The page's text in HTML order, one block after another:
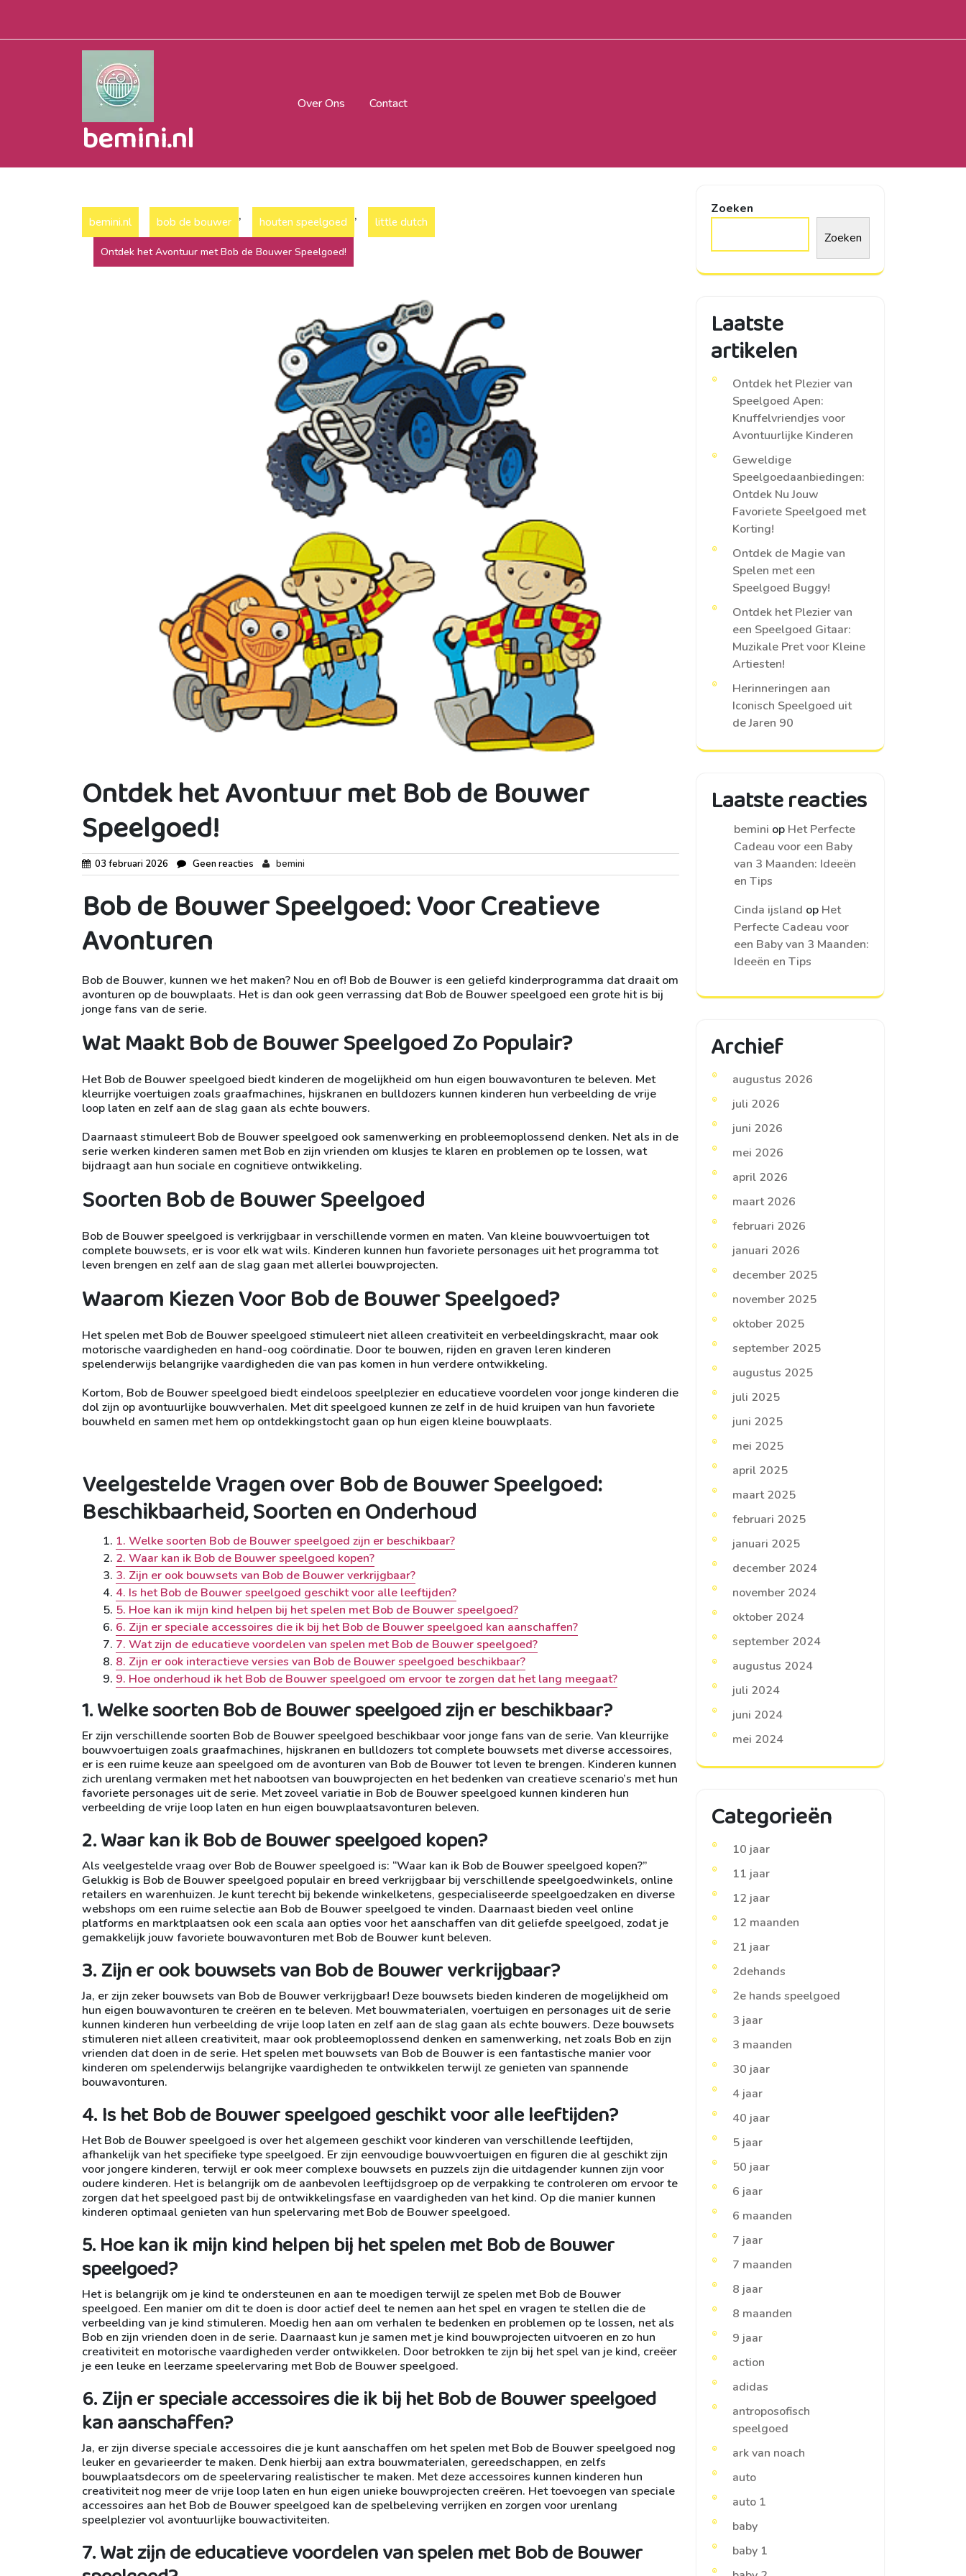
inhoud
bemini.nl
Over Ons Contact
bemini.nl bob de bouwer , houten speelgoed , little dutch
Ontdek het Avontuur met Bob de Bouwer Speelgoed!
Ontdek het Avontuur met Bob de Bouwer
Speelgoed!
03 februari 2026 Geen reacties bemini
Bob de Bouwer Speelgoed: Voor Creatieve
Avonturen
Bob de Bouwer, kunnen we het maken? Nou en of! Bob de Bouwer is een geliefd kinderprogramma dat draait om
avonturen op de bouwplaats. Het is dan ook geen verrassing dat Bob de Bouwer speelgoed een grote hit is bij
jonge fans van de serie.
Wat Maakt Bob de Bouwer Speelgoed Zo Populair?
Het Bob de Bouwer speelgoed biedt kinderen de mogelijkheid om hun eigen bouwavonturen te beleven. Met
kleurrijke voertuigen zoals graafmachines, hijskranen en bulldozers kunnen kinderen hun verbeelding de vrije
loop laten en zelf aan de slag gaan als echte bouwers.
Daarnaast stimuleert Bob de Bouwer speelgoed ook samenwerking en probleemoplossend denken. Net als in de
serie werken kinderen samen met Bob en zijn vrienden om klusjes te klaren en problemen op te lossen, wat
bijdraagt aan hun sociale en cognitieve ontwikkeling.
Soorten Bob de Bouwer Speelgoed
Bob de Bouwer speelgoed is verkrijgbaar in verschillende vormen en maten. Van kleine bouwvoertuigen tot
complete bouwsets, er is voor elk wat wils. Kinderen kunnen hun favoriete personages uit het programma tot
leven brengen en zelf aan de slag gaan met allerlei bouwprojecten.
Waarom Kiezen Voor Bob de Bouwer Speelgoed?
Het spelen met Bob de Bouwer speelgoed stimuleert niet alleen creativiteit en verbeeldingskracht, maar ook
motorische vaardigheden en hand-oog coördinatie. Door te bouwen, rijden en graven leren kinderen
spelenderwijs belangrijke vaardigheden die van pas komen in hun verdere ontwikkeling.
Kortom, Bob de Bouwer speelgoed biedt eindeloos speelplezier en educatieve voordelen voor jonge kinderen die
dol zijn op avontuurlijke bouwverhalen. Met dit speelgoed kunnen ze zelf in de huid kruipen van hun favoriete
bouwheld en samen met hem op ontdekkingstocht gaan op hun eigen kleine bouwplaats.
Veelgestelde Vragen over Bob de Bouwer Speelgoed:
Beschikbaarheid, Soorten en Onderhoud
1. Welke soorten Bob de Bouwer speelgoed zijn er beschikbaar?
2. Waar kan ik Bob de Bouwer speelgoed kopen?
3. Zijn er ook bouwsets van Bob de Bouwer verkrijgbaar?
4. Is het Bob de Bouwer speelgoed geschikt voor alle leeftijden?
5. Hoe kan ik mijn kind helpen bij het spelen met Bob de Bouwer speelgoed?
6. Zijn er speciale accessoires die ik bij het Bob de Bouwer speelgoed kan aanschaffen?
7. Wat zijn de educatieve voordelen van spelen met Bob de Bouwer speelgoed?
8. Zijn er ook interactieve versies van Bob de Bouwer speelgoed beschikbaar?
9. Hoe onderhoud ik het Bob de Bouwer speelgoed om ervoor te zorgen dat het lang meegaat?
1. Welke soorten Bob de Bouwer speelgoed zijn er beschikbaar?
Er zijn verschillende soorten Bob de Bouwer speelgoed beschikbaar voor jonge fans van de serie. Van kleurrijke
bouwvoertuigen zoals graafmachines, hijskranen en bulldozers tot complete bouwsets met diverse accessoires,
er is een ruime keuze aan speelgoed om de avonturen van Bob de Bouwer tot leven te brengen. Kinderen kunnen
zich urenlang vermaken met het nabootsen van bouwprojecten en het bedenken van creatieve scenario’s met hun
favoriete personages uit de serie. Met zoveel variatie in Bob de Bouwer speelgoed kunnen kinderen hun
verbeelding de vrije loop laten en hun eigen bouwplaatsavonturen beleven.
2. Waar kan ik Bob de Bouwer speelgoed kopen?
Als veelgestelde vraag over Bob de Bouwer speelgoed is: “Waar kan ik Bob de Bouwer speelgoed kopen?”
Gelukkig is Bob de Bouwer speelgoed populair en breed verkrijgbaar bij verschillende speelgoedwinkels, online
retailers en warenhuizen. Je kunt terecht bij bekende winkelketens, gespecialiseerde speelgoedzaken en diverse
webshops om een ruime selectie aan Bob de Bouwer speelgoed te vinden. Daarnaast bieden veel online
platforms en marktplaatsen ook een scala aan opties voor het aanschaffen van dit geliefde speelgoed, zodat je
gemakkelijk jouw favoriete bouwavonturen met Bob de Bouwer kunt beleven.
3. Zijn er ook bouwsets van Bob de Bouwer verkrijgbaar?
Ja, er zijn zeker bouwsets van Bob de Bouwer verkrijgbaar! Deze bouwsets bieden kinderen de mogelijkheid om
hun eigen bouwavonturen te creëren en te beleven. Met bouwmaterialen, voertuigen en personages uit de serie
kunnen kinderen hun verbeelding de vrije loop laten en zelf aan de slag gaan als echte bouwers. Deze bouwsets
stimuleren niet alleen creativiteit, maar ook probleemoplossend denken en samenwerking, net zoals Bob en zijn
vrienden dat doen in de serie. Het spelen met bouwsets van Bob de Bouwer is een fantastische manier voor
kinderen om spelenderwijs belangrijke vaardigheden te ontwikkelen terwijl ze genieten van spannende
bouwavonturen.
4. Is het Bob de Bouwer speelgoed geschikt voor alle leeftijden?
Het Bob de Bouwer speelgoed is over het algemeen geschikt voor kinderen van verschillende leeftijden,
afhankelijk van het specifieke type speelgoed. Er zijn eenvoudige bouwvoertuigen en figuren die al geschikt zijn
voor jongere kinderen, terwijl er ook meer complexe bouwsets en puzzels zijn die uitdagender kunnen zijn voor
oudere kinderen. Het is belangrijk om de aanbevolen leeftijdsgroep op de verpakking te controleren om ervoor te
zorgen dat het speelgoed past bij de ontwikkelingsfase en vaardigheden van het kind. Op die manier kunnen
kinderen optimaal genieten van hun spelervaring met Bob de Bouwer speelgoed.
5. Hoe kan ik mijn kind helpen bij het spelen met Bob de Bouwer
speelgoed?
Het is belangrijk om je kind te ondersteunen en aan te moedigen terwijl ze spelen met Bob de Bouwer
speelgoed. Een manier om dit te doen is door actief deel te nemen aan het spel en vragen te stellen die de
verbeelding van je kind stimuleren. Moedig hen aan om verhalen te bedenken en problemen op te lossen, net als
Bob en zijn vrienden doen in de serie. Daarnaast kun je samen met je kind bouwprojecten uitvoeren en zo hun
creativiteit en motorische vaardigheden verder ontwikkelen. Door betrokken te zijn bij het spel van je kind, creëer
je een leuke en leerzame speelervaring met Bob de Bouwer speelgoed.
6. Zijn er speciale accessoires die ik bij het Bob de Bouwer speelgoed
kan aanschaffen?
Ja, er zijn diverse speciale accessoires die je kunt aanschaffen om het spelen met Bob de Bouwer speelgoed nog
leuker en gevarieerder te maken. Denk hierbij aan extra bouwmaterialen, gereedschappen, en zelfs
bouwplaatsdecors om de speelervaring realistischer te maken. Met deze accessoires kunnen kinderen hun
creativiteit nog meer de vrije loop laten en hun eigen unieke bouwprojecten creëren. Het toevoegen van speciale
accessoires aan het Bob de Bouwer speelgoed kan de spelbeleving verrijken en zorgen voor urenlang
speelplezier vol avontuurlijke bouwactiviteiten.
7. Wat zijn de educatieve voordelen van spelen met Bob de Bouwer
Zoeken
Zoeken
Laatste
artikelen
Ontdek het Plezier van
Speelgoed Apen:
Knuffelvriendjes voor
Avontuurlijke Kinderen
Geweldige
Speelgoedaanbiedingen:
Ontdek Nu Jouw
Favoriete Speelgoed met
Korting!
Ontdek de Magie van
Spelen met een
Speelgoed Buggy!
Ontdek het Plezier van
een Speelgoed Gitaar:
Muzikale Pret voor Kleine
Artiesten!
Herinneringen aan
Iconisch Speelgoed uit
de Jaren 90
Laatste reacties
bemini op Het Perfecte
Cadeau voor een Baby
van 3 Maanden: Ideeën
en Tips
Cinda ijsland op Het
Perfecte Cadeau voor
een Baby van 3 Maanden:
Ideeën en Tips
Archief
augustus 2026
juli 2026
juni 2026
mei 2026
april 2026
maart 2026
februari 2026
januari 2026
december 2025
november 2025
oktober 2025
september 2025
augustus 2025
juli 2025
juni 2025
mei 2025
april 2025
maart 2025
februari 2025
januari 2025
december 2024
november 2024
oktober 2024
september 2024
augustus 2024
juli 2024
juni 2024
mei 2024
Categorieën
10 jaar
11 jaar
12 jaar
12 maanden
21 jaar
2dehands
2e hands speelgoed
3 jaar
3 maanden
30 jaar
4 jaar
40 jaar
5 jaar
50 jaar
6 jaar
6 maanden
7 jaar
7 maanden
8 jaar
8 maanden
9 jaar
action
adidas
antroposofisch
speelgoed
ark van noach
auto
auto 1
baby
baby 1